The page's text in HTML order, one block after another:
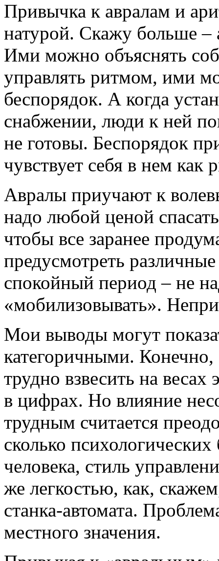
Привычка к авралам и
натурой. Скажу больше –
Ими можно объяснять
управлять ритмом, ими
беспорядок. А когда
снабжении, люди к ней
не готовы. Беспорядок
чувствует себя в нем как
Авралы приучают к
надо любой ценой
чтобы все заранее
предусмотреть
спокойный период – не
«мобилизовывать».
Мои выводы могут
категоричными.
трудно взвесить на
в цифрах. Но влияние
трудным считается
сколько
человека, стиль
же легкостью, как,
станка-автомата.
местного значения.